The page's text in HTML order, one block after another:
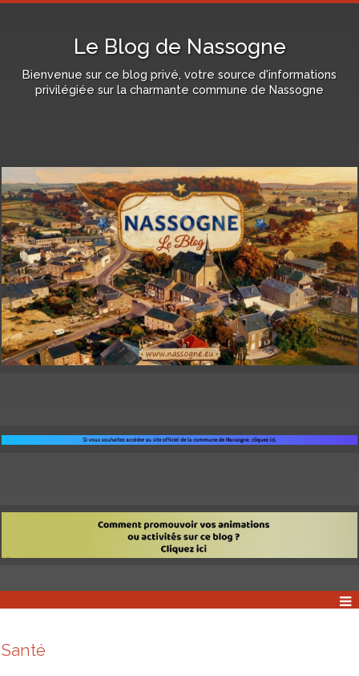
Le Blog de Nassogne
Bienvenue sur ce blog privé, votre source d'informations
privilégiée sur la charmante commune de Nassogne
Santé